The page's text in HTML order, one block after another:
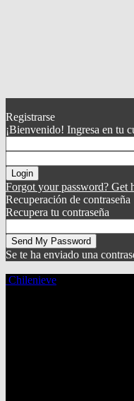
Registrarse
¡Bienvenido! Ingresa en tu
Forgot your password? Get
Recuperación de contraseña
Recupera tu contraseña
Se te ha enviado una
Chilenieve